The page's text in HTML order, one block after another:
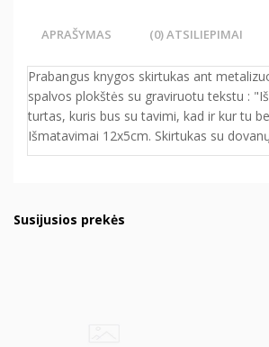
APRAŠYMAS (0) ATSILIEPIMAI
Prabangus knygos skirtukas ant
spalvos plokštės su graviruotu tekstu :
turtas, kuris bus su tavimi, kad ir kur tu
Išmatavimai 12x5cm. Skirtukas su
Susijusios prekės